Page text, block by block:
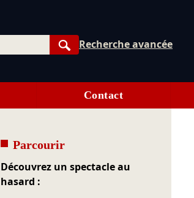
Rechercher
Recherche avancée
Contact
Parcourir
Découvrez un spectacle au
hasard :